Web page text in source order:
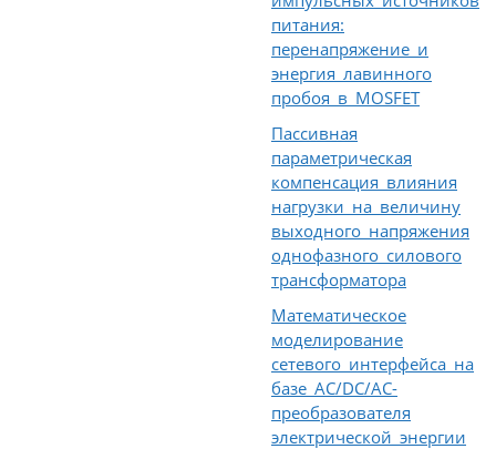
питания:
перенапряжение и
энергия лавинного
пробоя в MOSFET
Пассивная
параметрическая
компенсация влияния
нагрузки на величину
выходного напряжения
однофазного силового
трансформатора
Математическое
моделирование
сетевого интерфейса на
базе AC/DC/AC-
преобразователя
электрической энергии